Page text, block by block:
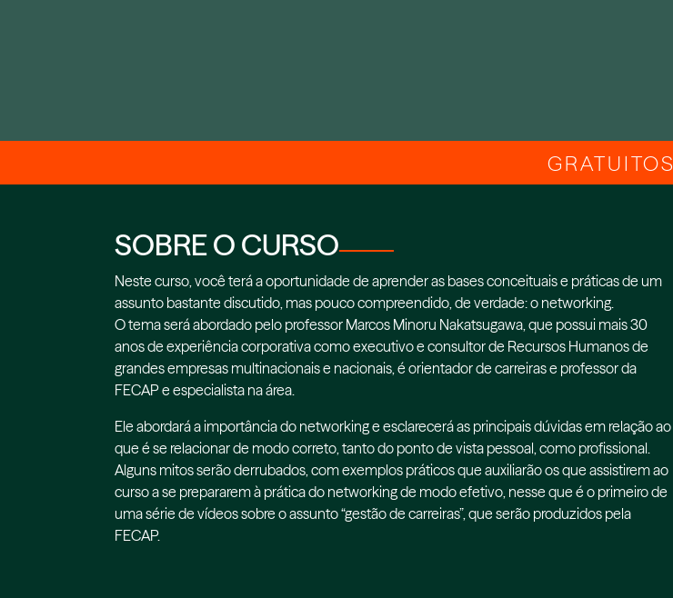
GRATUITOS
SOBRE O CURSO
Neste curso, você terá a oportunidade de aprender as bases conceituais e práticas de um
assunto bastante discutido, mas pouco compreendido, de verdade: o networking.
O tema será abordado pelo professor Marcos Minoru Nakatsugawa, que possui mais 30
anos de experiência corporativa como executivo e consultor de Recursos Humanos de
grandes empresas multinacionais e nacionais, é orientador de carreiras e professor da
FECAP e especialista na área.
Ele abordará a importância do networking e esclarecerá as principais dúvidas em relação ao
que é se relacionar de modo correto, tanto do ponto de vista pessoal, como profissional.
Alguns mitos serão derrubados, com exemplos práticos que auxiliarão os que assistirem ao
curso a se prepararem à prática do networking de modo efetivo, nesse que é o primeiro de
uma série de vídeos sobre o assunto “gestão de carreiras”, que serão produzidos pela
FECAP.